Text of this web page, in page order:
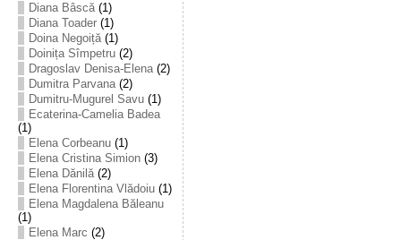
Diana Bâscă(1)
Diana Toader(1)
Doina Negoiță(1)
Doinița Sîmpetru(2)
Dragoslav Denisa-Elena(2)
Dumitra Parvana(2)
Dumitru-Mugurel Savu(1)
Ecaterina-Camelia Badea
(1)
Elena Corbeanu(1)
Elena Cristina Simion(3)
Elena Dănilă(2)
Elena Florentina Vlădoiu(1)
Elena Magdalena Băleanu
(1)
Elena Marc (2)